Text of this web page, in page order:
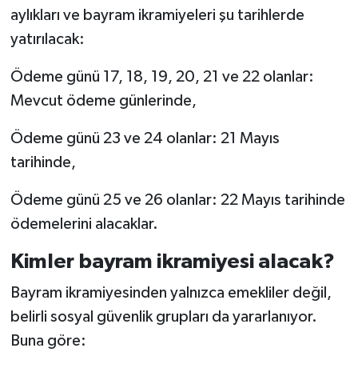
aylıkları ve bayram ikramiyeleri şu tarihlerde
yatırılacak:
Ödeme günü 17, 18, 19, 20, 21 ve 22 olanlar:
Mevcut ödeme günlerinde,
Ödeme günü 23 ve 24 olanlar: 21 Mayıs
tarihinde,
Ödeme günü 25 ve 26 olanlar: 22 Mayıs tarihinde
ödemelerini alacaklar.
Kimler bayram ikramiyesi alacak?
Bayram ikramiyesinden yalnızca emekliler değil,
belirli sosyal güvenlik grupları da yararlanıyor.
Buna göre: